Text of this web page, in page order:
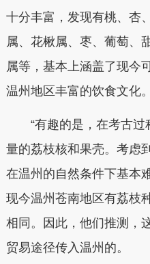
十分丰富，发现有桃、杏
属、花楸属、枣、葡萄、
属等，基本上涵盖了现今
温州地区丰富的饮食文化。
“有趣的是，在考古过
量的荔枝核和果壳。考虑
在温州的自然条件下基本
现今温州苍南地区有荔枝
相同。因此，他们推测，
贸易途径传入温州的。